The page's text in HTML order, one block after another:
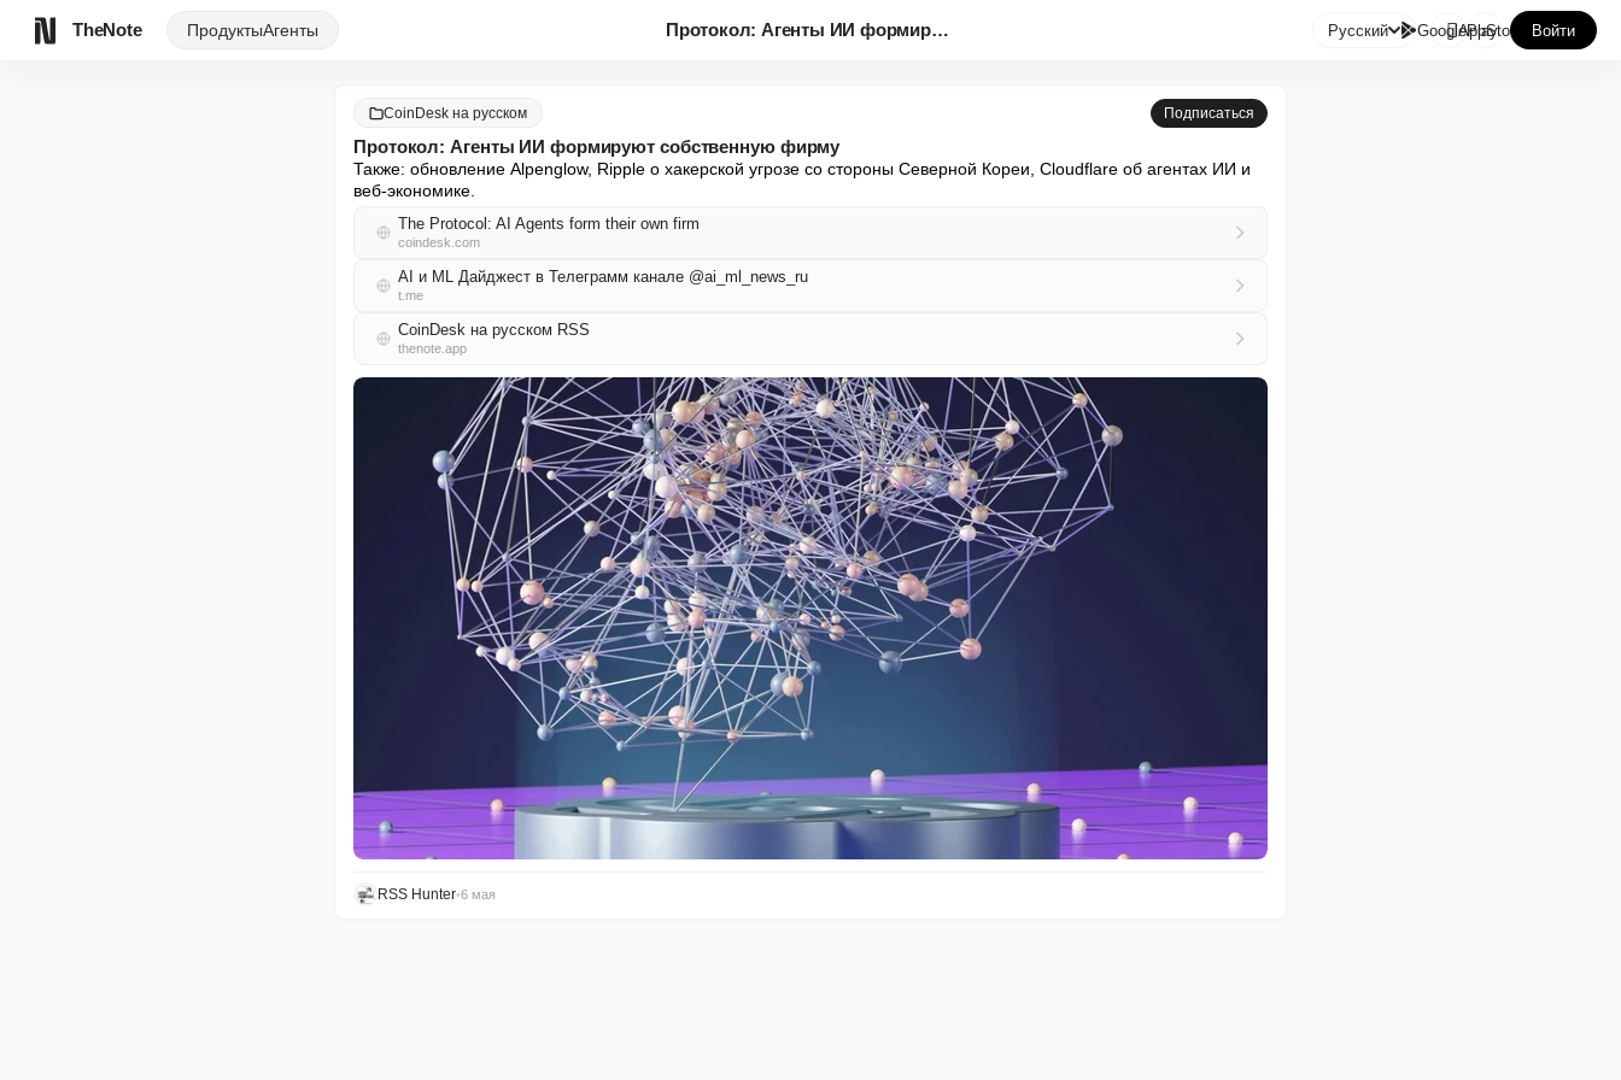
TheNote ПродуктыАгенты Протокол: Агенты ИИ формируют ... Русский GooglePlay
AppStore Войти
CoinDesk на русском Подписаться
Протокол: Агенты ИИ формируют собственную фирму
Также: обновление Alpenglow, Ripple о хакерской угрозе со стороны Северной Кореи, Cloudflare об агентах ИИ и
веб-экономике.
The Protocol: AI Agents form their own firm
coindesk.com
AI и ML Дайджест в Телеграмм канале @ai_ml_news_ru
t.me
CoinDesk на русском RSS
thenote.app
RSS Hunter•6 мая